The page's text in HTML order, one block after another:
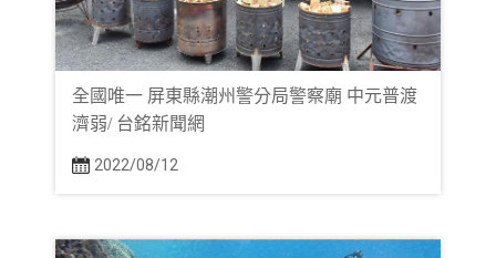
全國唯一 屏東縣潮州警分局警察廟 中元普渡
濟弱/ 台銘新聞網
2022/08/12